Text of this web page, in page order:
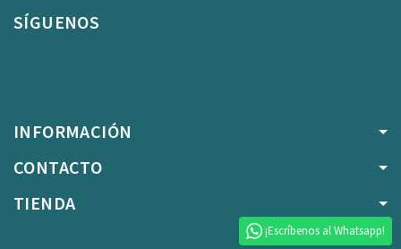
¡Escríbenos al Whatsapp!
SÍGUENOS
INFORMACIÓN
CONTACTO
TIENDA